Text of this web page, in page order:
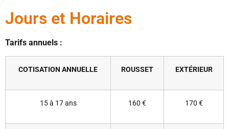
Jours et Horaires
Tarifs annuels :
COTISATION ANNUELLE ROUSSET EXTÉRIEUR
15 à 17 ans 160 € 170 €